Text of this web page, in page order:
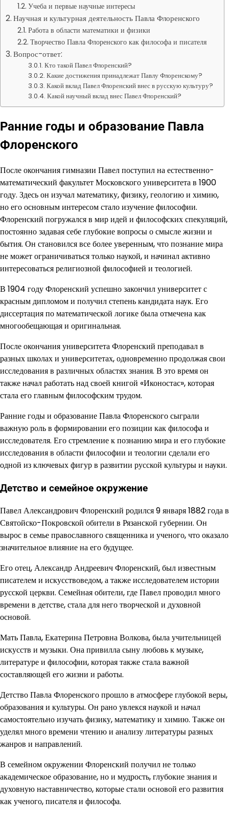
Учеба и первые научные интересы
Научная и культурная деятельность Павла Флоренского
Работа в области математики и физики
Творчество Павла Флоренского как философа и писателя
Вопрос-ответ:
Кто такой Павел Флоренский?
Какие достижения принадлежат Павлу Флоренскому?
Какой вклад Павел Флоренский внес в русскую культуру?
Какой научный вклад внес Павел Флоренский?
Ранние годы и образование Павла
Флоренского
После окончания гимназии Павел поступил на естественно-
математический факультет Московского университета в 1900
году. Здесь он изучал математику, физику, геологию и химию,
но его основным интересом стало изучение философии.
Флоренский погружался в мир идей и философских спекуляций,
постоянно задавая себе глубокие вопросы о смысле жизни и
бытия. Он становился все более уверенным, что познание мира
не может ограничиваться только наукой, и начинал активно
интересоваться религиозной философией и теологией.
В 1904 году Флоренский успешно закончил университет с
красным дипломом и получил степень кандидата наук. Его
диссертация по математической логике была отмечена как
многообещающая и оригинальная.
После окончания университета Флоренский преподавал в
разных школах и университетах, одновременно продолжая свои
исследования в различных областях знания. В это время он
также начал работать над своей книгой «Иконостас», которая
стала его главным философским трудом.
Ранние годы и образование Павла Флоренского сыграли
важную роль в формировании его позиции как философа и
исследователя. Его стремление к познанию мира и его глубокие
исследования в области философии и теологии сделали его
одной из ключевых фигур в развитии русской культуры и науки.
Детство и семейное окружение
Павел Александрович Флоренский родился 9 января 1882 года в
Святойско-Покровской обители в Рязанской губернии. Он
вырос в семье православного священника и ученого, что оказало
значительное влияние на его будущее.
Его отец, Александр Андреевич Флоренский, был известным
писателем и искусствоведом, а также исследователем истории
русской церкви. Семейная обители, где Павел проводил много
времени в детстве, стала для него творческой и духовной
основой.
Мать Павла, Екатерина Петровна Волкова, была учительницей
искусств и музыки. Она привилла сыну любовь к музыке,
литературе и философии, которая также стала важной
составляющей его жизни и работы.
Детство Павла Флоренского прошло в атмосфере глубокой веры,
образования и культуры. Он рано увлекся наукой и начал
самостоятельно изучать физику, математику и химию. Также он
уделял много времени чтению и анализу литературы разных
жанров и направлений.
В семейном окружении Флоренский получил не только
академическое образование, но и мудрость, глубокие знания и
духовную наставничество, которые стали основой его развития
как ученого, писателя и философа.